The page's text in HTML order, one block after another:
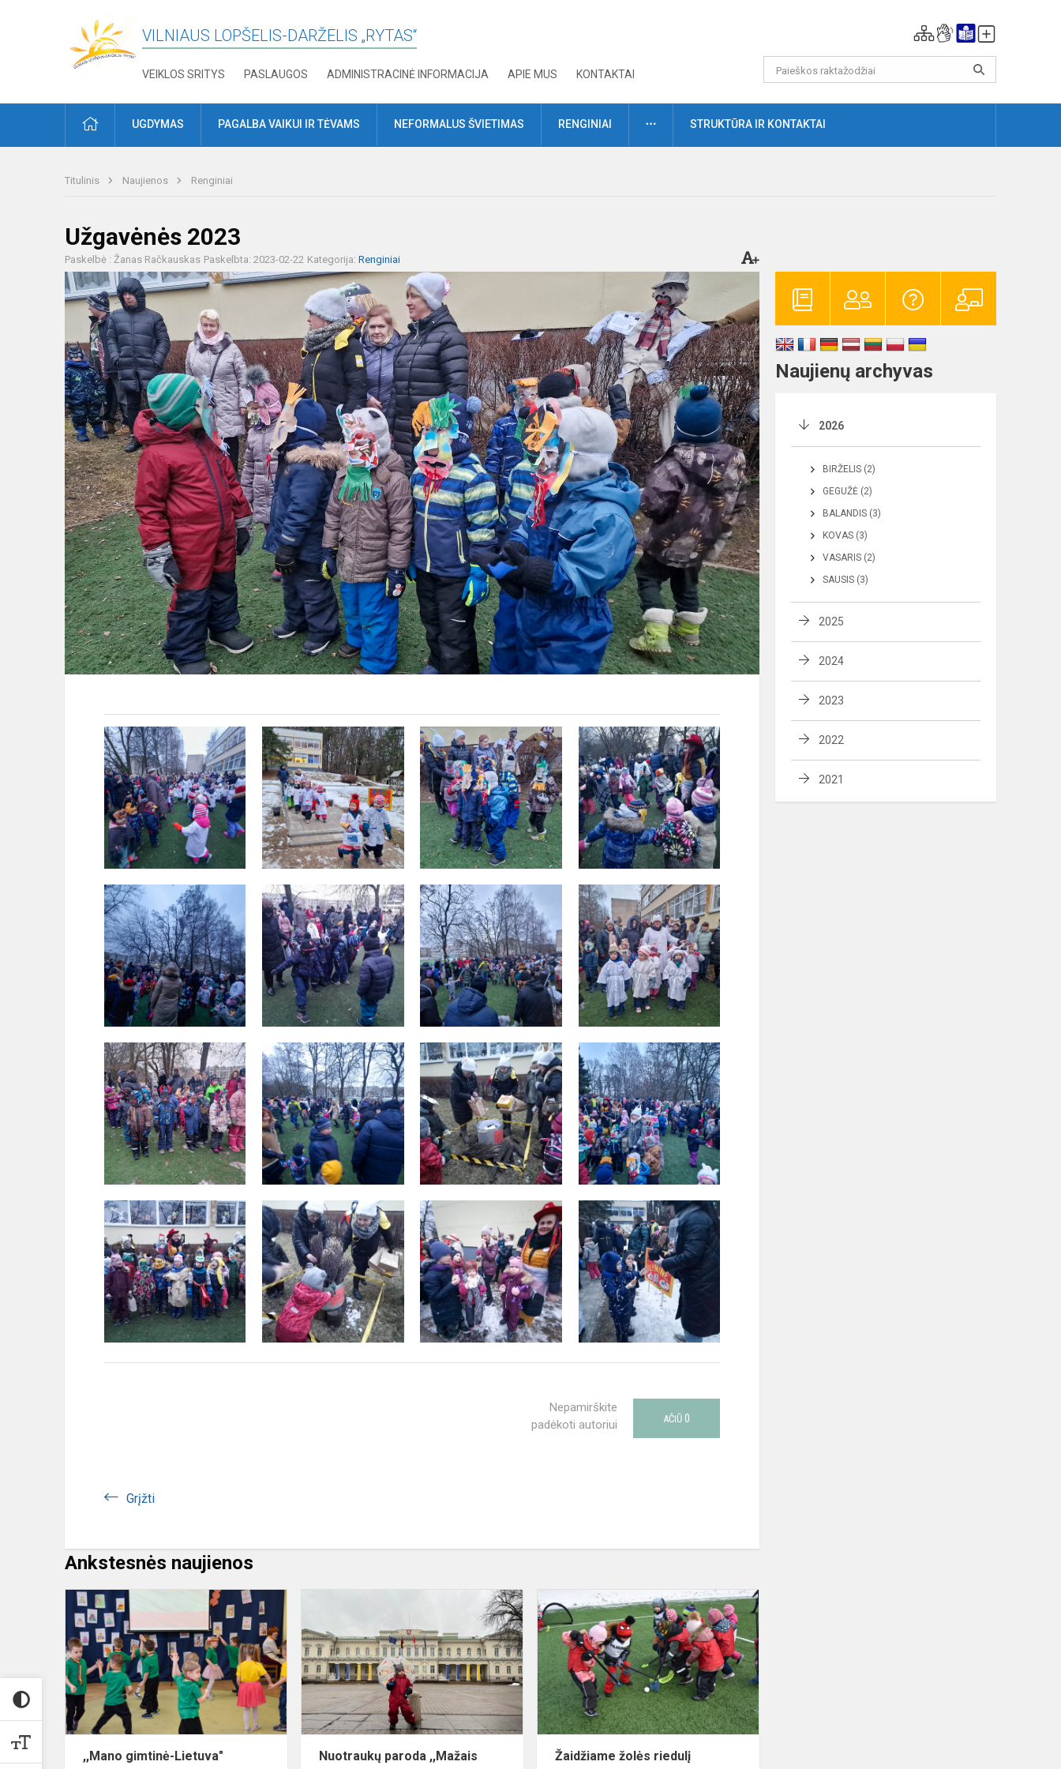
VILNIAUS LOPŠELIS-DARŽELIS „RYTAS“
VEIKLOS SRITYS PASLAUGOS ADMINISTRACINĖ INFORMACIJA APIE MUS KONTAKTAI
PRADŽIAUGDYMAS PAGALBA VAIKUI IR TĖVAMS NEFORMALUS ŠVIETIMAS RENGINIAI DAUGIAUSTRUKTŪRA IR KONTAKTAI
Titulinis Naujienos Renginiai
Užgavėnės 2023
Paskelbė : Žanas Račkauskas Paskelbta: 2023-02-22 Kategorija: Renginiai
Nepamirškite
padėkoti autoriui
AČIŪ 0
Grįžti
Ankstesnės naujienos
Lietuva"
,,Mano gimtinė-Lietuva"
Nuotraukų
paroda
,,Mažais
žingsneliais
po
Vilniaus
miestą"
Nuotraukų paroda ,,Mažais
Žaidžiame
žolės
riedulį
Žaidžiame žolės riedulį
Naujienų archyvas
2026
BIRŽELIS (2)
GEGUŽĖ (2)
BALANDIS (3)
KOVAS (3)
VASARIS (2)
SAUSIS (3)
2025
2024
2023
2022
2021